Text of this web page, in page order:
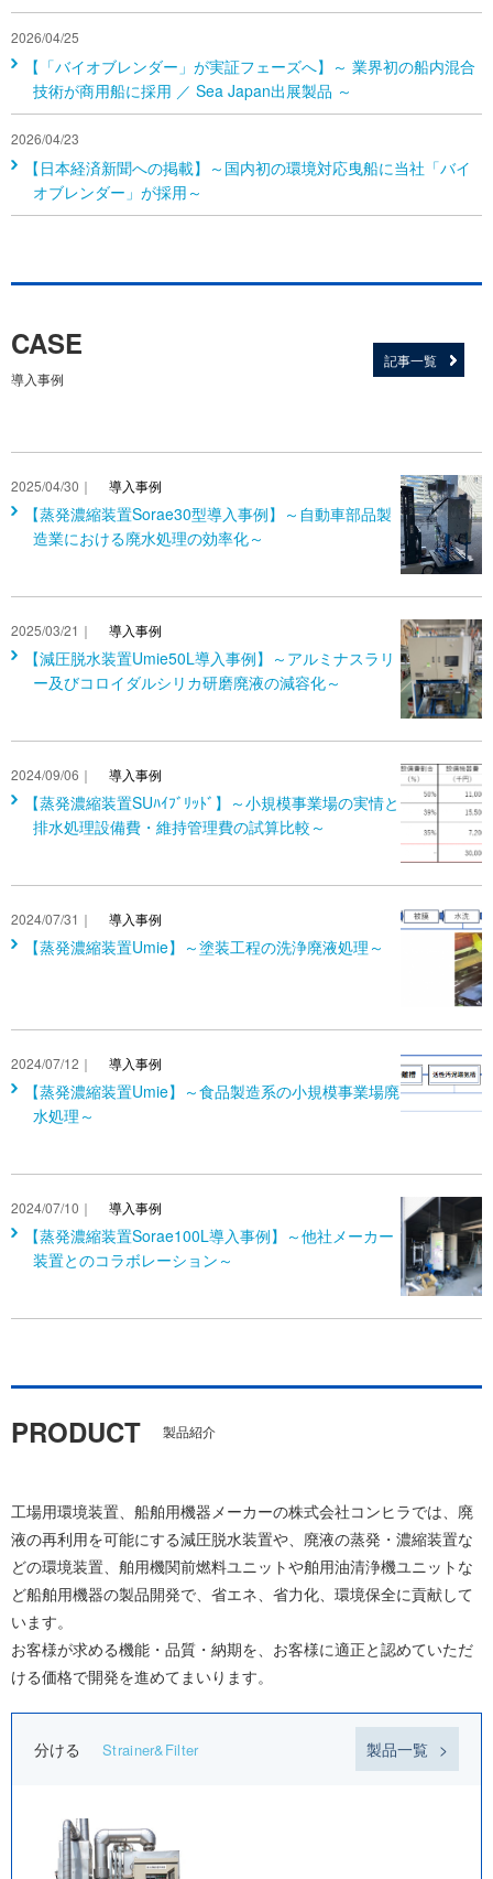
2026/04/25
【「バイオブレンダー」が実証フェーズへ】～ 業界初の船内混合
技術が商用船に採用 ／ Sea Japan出展製品 ～
2026/04/23
【日本経済新聞への掲載】～国内初の環境対応曳船に当社「バイ
オブレンダー」が採用～
CASE
導入事例
記事一覧
2025/04/30｜ 導入事例
【蒸発濃縮装置Sorae30型導入事例】～自動車部品製
造業における廃水処理の効率化～
2025/03/21｜ 導入事例
【減圧脱水装置Umie50L導入事例】～アルミナスラリ
ー及びコロイダルシリカ研磨廃液の減容化～
2024/09/06｜ 導入事例
【蒸発濃縮装置SUﾊｲﾌﾞﾘｯﾄﾞ】～小規模事業場の実情と
排水処理設備費・維持管理費の試算比較～
2024/07/31｜ 導入事例
【蒸発濃縮装置Umie】～塗装工程の洗浄廃液処理～
2024/07/12｜ 導入事例
【蒸発濃縮装置Umie】～食品製造系の小規模事業場廃
水処理～
2024/07/10｜ 導入事例
【蒸発濃縮装置Sorae100L導入事例】～他社メーカー
装置とのコラボレーション～
PRODUCT 製品紹介
工場用環境装置、船舶用機器メーカーの株式会社コンヒラでは、廃
液の再利用を可能にする減圧脱水装置や、廃液の蒸発・濃縮装置な
どの環境装置、舶用機関前燃料ユニットや舶用油清浄機ユニットな
ど船舶用機器の製品開発で、省エネ、省力化、環境保全に貢献して
います。
お客様が求める機能・品質・納期を、お客様に適正と認めていただ
ける価格で開発を進めてまいります。
分ける Strainer&Filter 製品一覧